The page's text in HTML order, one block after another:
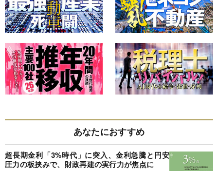
あなたにおすすめ
超長期金利「3%時代」に突入、金利急騰と円安
圧力の板挟みで、財政再建の実行力が焦点に